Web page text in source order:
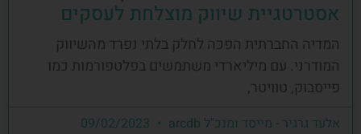
אסטרטגיית שיווק מוצלחת לעסקים
המדיה החברתית הפכה לחלק בלתי נפרד מהשיווק
המודרני. עם מיליארדי משתמשים בפלטפורמות כמו
פייסבוק, טוויטר,
אלעד גרגיר - מייסד ומנכ"ל arcdb